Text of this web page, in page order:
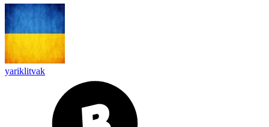
yariklitvak